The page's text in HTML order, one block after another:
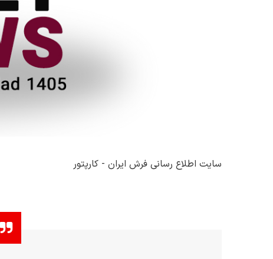
سایت اطلاع رسانی فرش ایران - کارپتور